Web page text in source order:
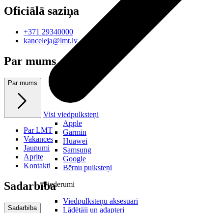
Visi viedpulksteņi
Apple
Garmin
Huawei
Samsung
Google
Bērnu pulksteņi
Piederumi
Viedpulksteņu aksesuāri
Lādētāji un adapteri
Oficiālā saziņa
+371 29340000
kanceleja@lmt.lv
Par mums
Par mums
Par LMT
Vakances
Jaunumi
Aprite
Kontakti
Sadarbība
Sadarbība